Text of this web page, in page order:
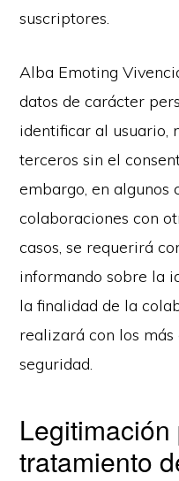
suscriptores.
Alba Emoting
datos de carácter
identificar al usuario,
terceros sin el
embargo, en algunos
colaboraciones con
casos, se requerirá
informando sobre la
la finalidad de la
realizará con los
seguridad.
Legitimación
tratamiento